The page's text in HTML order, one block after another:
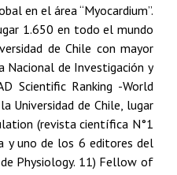
en el área “Myocardium”.
1.650 en todo el mundo
de Chile con mayor
Nacional de Investigación y
Scientific Ranking -World
Universidad de Chile, lugar
(revista científica N°1
y uno de los 6 editores del
Physiology. 11) Fellow of